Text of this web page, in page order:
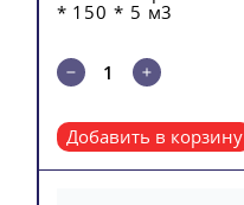
* 150 * 5 м3
Добавить в корзину